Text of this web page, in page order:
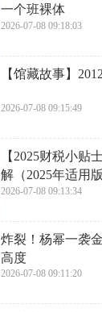
一个班裸体
2026-07-08 09:18:03
【馆藏故事】
2026-07-08 09:15:49
【2025财税小贴
解（2025年适用版
2026-07-08 09:13:34
炸裂！杨幂一袭
高度
2026-07-08 09:11:20